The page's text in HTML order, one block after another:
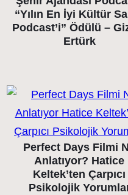
“Yılın En İyi Kültür
Podcast’i” Ödülü –
Ertürk
Perfect Days Filmi
Anlatıyor? Hatice
Keltek’ten Çarpıcı
Psikolojik